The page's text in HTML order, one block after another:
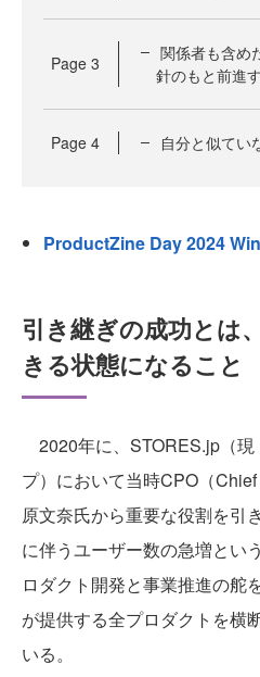
Page 3
関係者も含め
針のもと前進
Page 4 自分と似てい
ProductZine Day 2024
引き継ぎの成功とは
きる状態になること
2020年に、STORES.jp（現
プ）において当時CPO（
原文奈氏から重要な役割を引
に伴うユーザー数の急増とい
ロダクト開発と事業推進の舵
が提供する全プロダクトを横
いる。